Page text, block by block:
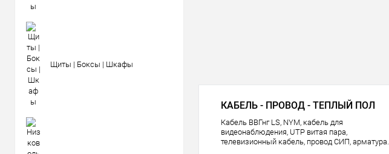
Щиты | Боксы | Шкафы
КАБЕЛЬ - ПРОВОД - ТЕПЛЫЙ ПОЛ
Кабель ВВГнг LS, NYM, кабель для
видеонаблюдения, UTP витая пара,
телевизионный кабель, провод СИП, арматура.